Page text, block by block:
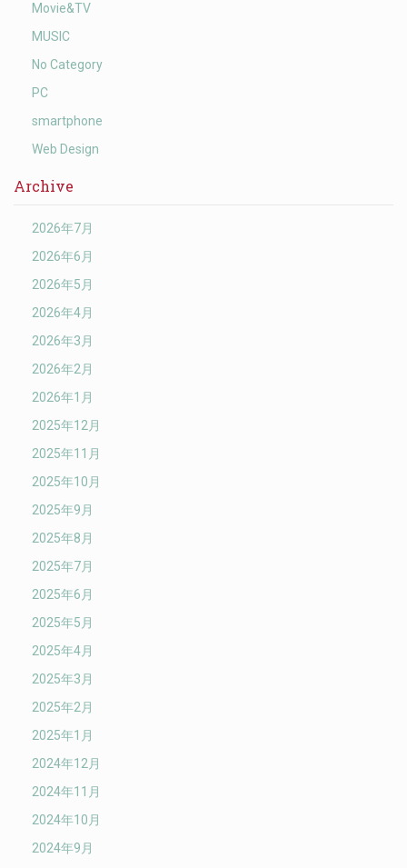
Movie&TV
MUSIC
No Category
PC
smartphone
Web Design
Archive
2026年7月
2026年6月
2026年5月
2026年4月
2026年3月
2026年2月
2026年1月
2025年12月
2025年11月
2025年10月
2025年9月
2025年8月
2025年7月
2025年6月
2025年5月
2025年4月
2025年3月
2025年2月
2025年1月
2024年12月
2024年11月
2024年10月
2024年9月